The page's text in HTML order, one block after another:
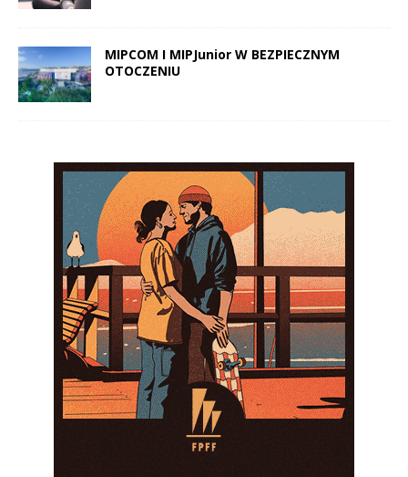
MIPCOM I MIPJunior W BEZPIECZNYM
OTOCZENIU